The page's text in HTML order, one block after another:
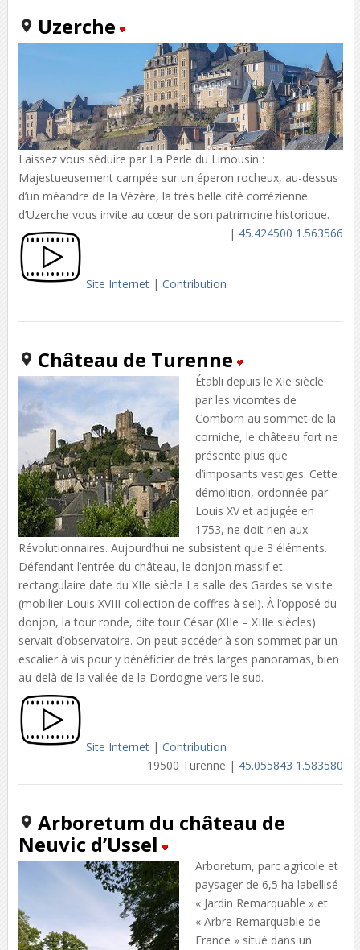
Uzerche
Laissez vous séduire par La Perle du Limousin :
Majestueusement campée sur un éperon rocheux, au-dessus
d’un méandre de la Vézère, la très belle cité corrézienne
d’Uzerche vous invite au cœur de son patrimoine historique.
Site Internet| Contribution
| 45.424500 1.563566
Château de Turenne
Établi depuis le XIe siècle
par les vicomtes de
Comborn au sommet de la
corniche, le château fort ne
présente plus que
d’imposants vestiges. Cette
démolition, ordonnée par
Louis XV et adjugée en
1753, ne doit rien aux
Révolutionnaires. Aujourd’hui ne subsistent que 3 éléments.
Défendant l’entrée du château, le donjon massif et
rectangulaire date du XIIe siècle La salle des Gardes se visite
(mobilier Louis XVIII-collection de coffres à sel). À l’opposé du
donjon, la tour ronde, dite tour César (XIIe – XIIIe siècles)
servait d’observatoire. On peut accéder à son sommet par un
escalier à vis pour y bénéficier de très larges panoramas, bien
au-delà de la vallée de la Dordogne vers le sud.
Site Internet| Contribution
19500 Turenne | 45.055843 1.583580
Arboretum du château de
Neuvic d’Ussel
Arboretum, parc agricole et
paysager de 6,5 ha labellisé
« Jardin Remarquable » et
« Arbre Remarquable de
France » situé dans un